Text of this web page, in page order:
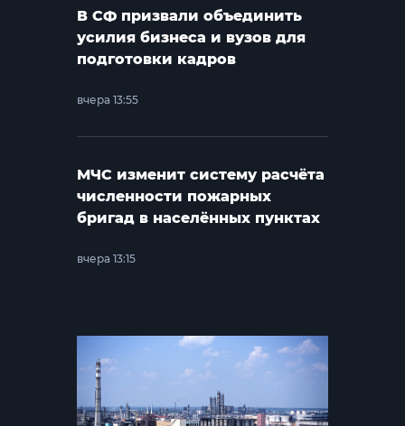
В СФ призвали объединить
усилия бизнеса и вузов для
подготовки кадров
вчера 13:55
МЧС изменит систему расчёта
численности пожарных
бригад в населённых пунктах
вчера 13:15